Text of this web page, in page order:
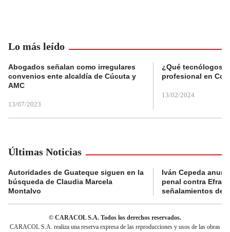
Lo más leído
Abogados señalan como irregulares
convenios ente alcaldía de Cúcuta y
AMC
13/07/2023
¿Qué tecnólogos
profesional en
13/02/2024
Últimas Noticias
Autoridades de Guateque siguen en la
búsqueda de Claudia Marcela
Montalvo
Iván Cepeda
penal contra
señalamientos de
© CARACOL S.A. Todos los derechos reservados.
CARACOL S.A. realiza una reserva expresa de las reproducciones y usos de las obras